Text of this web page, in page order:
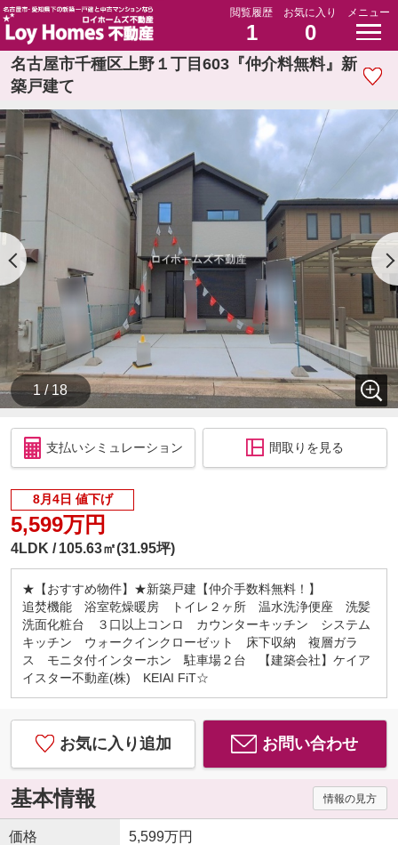
閲覧履歴
1
お気に入り
0
メニュー
名古屋市千種区上野１丁目603『仲介料無料』新
築戸建て
1 / 18
支払いシミュレーション 間取りを見る
8月4日 値下げ
5,599万円
4LDK 105.63㎡(31.95坪)
★【おすすめ物件】★新築戸建【仲介手数料無料！】
追焚機能 浴室乾燥暖房 トイレ２ヶ所 温水洗浄便座 洗髪
洗面化粧台 ３口以上コンロ カウンターキッチン システム
キッチン ウォークインクローゼット 床下収納 複層ガラ
ス モニタ付インターホン 駐車場２台 【建築会社】ケイア
イスター不動産(株) KEIAI FiT☆
お気に入り追加 お問い合わせ
基本情報 情報の見方
価格 5,599万円